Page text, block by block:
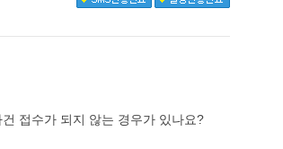
접수가 되지 않는 경우가 있나요?